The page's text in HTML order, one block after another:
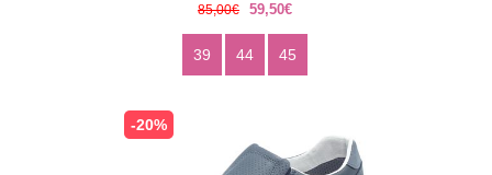
85,00€ 59,50€
39 44 45
-20%